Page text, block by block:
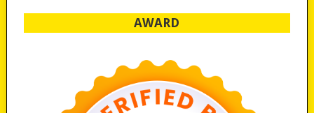
AWARD